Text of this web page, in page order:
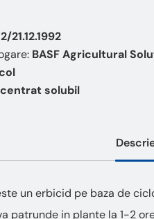
21.12.1992
BASF Agricultural
solubil
un erbicid pe baza de
patrunde in plante la 1-2